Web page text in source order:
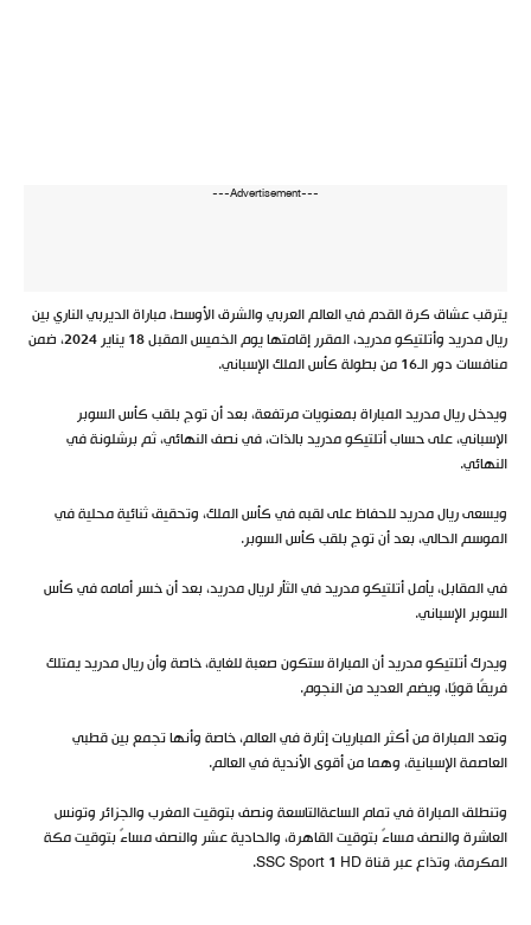
---Advertisement---
يترقب عشاق كرة القدم في العالم العربي والشرق الأوسط، مباراة الديربي الناري بين
ريال مدريد وأتلتيكو مدريد، المقرر إقامتها يوم الخميس المقبل 18 يناير 2024، ضمن
منافسات دور الـ16 من بطولة كأس الملك الإسباني.
ويدخل ريال مدريد المباراة بمعنويات مرتفعة، بعد أن توج بلقب كأس السوبر
الإسباني، على حساب أتلتيكو مدريد بالذات، في نصف النهائي، ثم برشلونة في
النهائي.
ويسعى ريال مدريد للحفاظ على لقبه في كأس الملك، وتحقيق ثنائية محلية في
الموسم الحالي، بعد أن توج بلقب كأس السوبر.
في المقابل، يأمل أتلتيكو مدريد في الثأر لريال مدريد، بعد أن خسر أمامه في كأس
السوبر الإسباني.
ويدرك أتلتيكو مدريد أن المباراة ستكون صعبة للغاية، خاصة وأن ريال مدريد يمتلك
فريقًا قويًا، ويضم العديد من النجوم.
وتعد المباراة من أكثر المباريات إثارة في العالم، خاصة وأنها تجمع بين قطبي
العاصمة الإسبانية، وهما من أقوى الأندية في العالم.
وتنطلق المباراة في تمام الساعةالتاسعة ونصف بتوقيت المغرب والجزائر وتونس
العاشرة والنصف مساءً بتوقيت القاهرة، والحادية عشر والنصف مساءً بتوقيت مكة
المكرمة، وتذاع عبر قناة SSC Sport 1 HD.